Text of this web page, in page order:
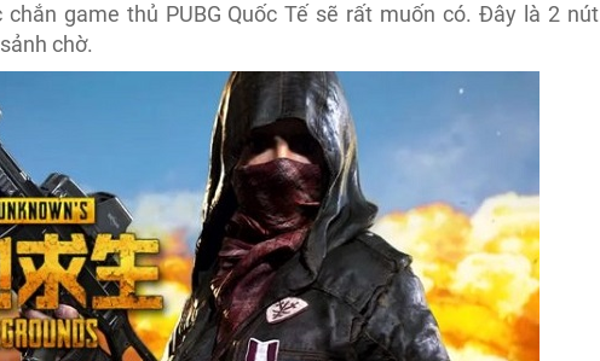
chắn game thủ PUBG Quốc Tế sẽ rất muốn có. Đây là 2 nút
chờ.